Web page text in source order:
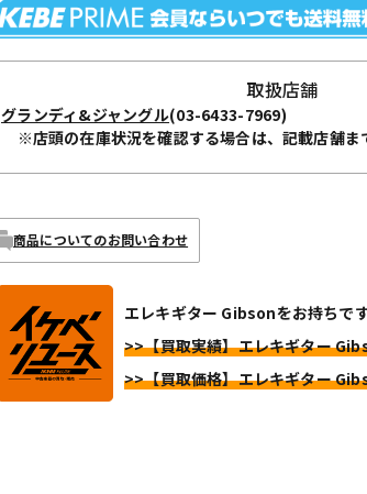
取扱店舗
グランディ&ジャングル(03-6433-7969)
※店頭の在庫状況を確認する場合は、記載店舗ま
商品についてのお問い合わせ
エレキギター Gibsonをお持ちで
>>【買取実績】エレキギター
>>【買取価格】エレキギター